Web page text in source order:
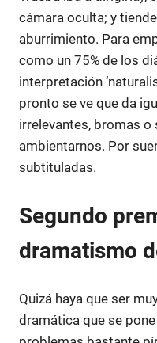
cámara oculta; y
aburrimiento. Para
como un 75% de los
interpretación
pronto se ve que da
irrelevantes, bromas
ambientarnos. Por
subtituladas.
Segundo
dramatismo
Quizá haya que ser
dramática que se